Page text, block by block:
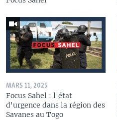
MARS 11, 2025
Focus Sahel : l'état
d'urgence dans la région des
Savanes au Togo